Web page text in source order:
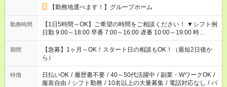
【勤務地選べます！】グループホーム
勤務時間
【1日5時間～OK】ご希望の時間をご相談ください！ ▼シフト例
日勤 9:00～18:00 早番 7:00～16:00 遅番 10:00～19:00 時
短 10:00～15:00 上記はあくまで一例です。 「夕方までには帰宅
しておきたい」 「朝はゆっくりのスタートがいい」 「お昼の時
間を有効に使いたい」 など、ご希望があれば教えてください
ね。
期間
【急募】1ヶ月～OK！スタート日の相談もOK！（最短2日後か
ら）
特徴 日払いOK / 履歴書不要 / 40～50代活躍中 / 副業・WワークOK /
服装自由 / シフト勤務 / 10名以上の大量募集 / 電話対応なし / パ